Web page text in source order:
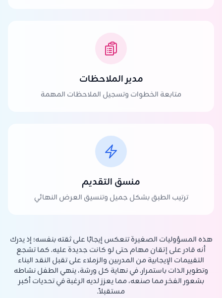
مدير الملاحظات
متابعة الخطوات وتسجيل الملاحظات المهمة
منسق التقديم
ترتيب الطبق بشكل جميل وتنسيق العرض النهائي
هذه المسؤوليات الصغيرة تنعكس إيجابًا على ثقته بنفسه؛ إذ يدرك
أنه قادر على إتقان مهام حتى لو كانت جديدة عليه. كما تشجع
التقييمات الإيجابية من المدربين والزملاء على تقبل النقد البناء
وتطوير الذات باستمرار. في نهاية كل ورشة، ينهي الطفل نشاطه
بشعور الفخر مما صنعه، مما يعزز لديه الرغبة في تحديات أكبر
مستقبلاً.